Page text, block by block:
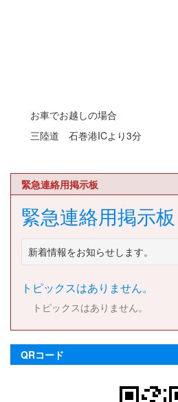
お車でお越しの場合
三陸道 石巻港ICより3分
緊急連絡用掲示板
緊急連絡用掲示板
新着情報をお知らせします。
トピックスはありません。
トピックスはありません。
QRコード